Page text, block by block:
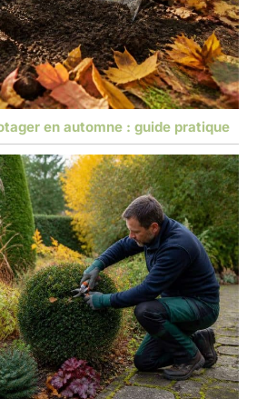
en automne : guide pratique